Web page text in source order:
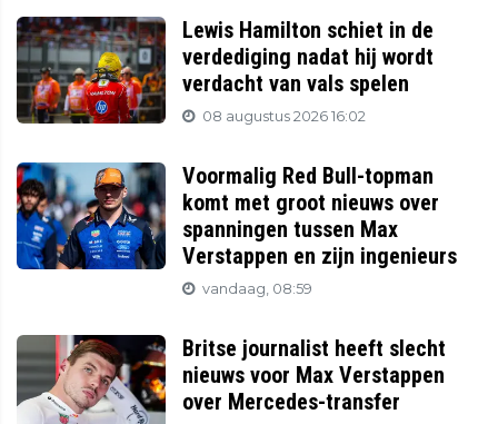
Lewis Hamilton schiet in de
verdediging nadat hij wordt
verdacht van vals spelen
08 augustus 2026 16:02
Voormalig Red Bull-topman
komt met groot nieuws over
spanningen tussen Max
Verstappen en zijn ingenieurs
vandaag, 08:59
Britse journalist heeft slecht
nieuws voor Max Verstappen
over Mercedes-transfer